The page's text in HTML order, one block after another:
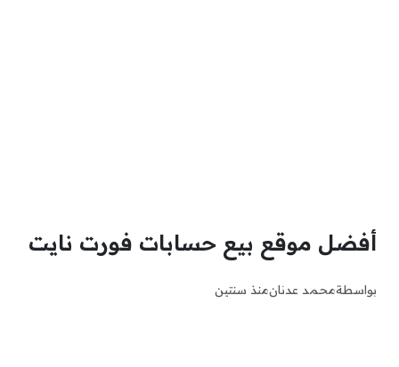
أفضل موقع بيع حسابات فورت نايت
بواسطةمحمد عدنانمنذ سنتين